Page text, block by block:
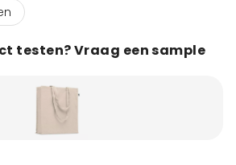
testen? Vraag een sample